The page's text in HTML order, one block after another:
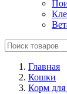
Главная
Кошки
Корм